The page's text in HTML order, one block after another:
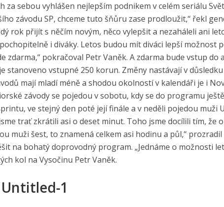
za sebou vyhlášen nejlepším podnikem v celém seriálu
závodu SP, chceme tuto šňůru zase prodloužit,“ řekl
rok přijít s něčím novým, něco vylepšit a nezaháleli ani
i diváky. Letos budou mít diváci lepší možnost
pokračoval Petr Vaněk. A zdarma bude vstup do
stanoveno vstupné 250 korun. Změny nastávají v
mají mladí méně a shodou okolností v kalendáři je i
závody se pojedou v sobotu, kdy se do programu
ve stejný den poté její finále a v neděli pojedou muži
trať zkrátili asi o deset minut. Toho jsme docílili tím, že
muži šest, to znamená celkem asi hodinu a půl,“
na bohatý doprovodný program. „Jednáme o možnosti
kol na Vysočinu Petr Vaněk.
Untitled-1